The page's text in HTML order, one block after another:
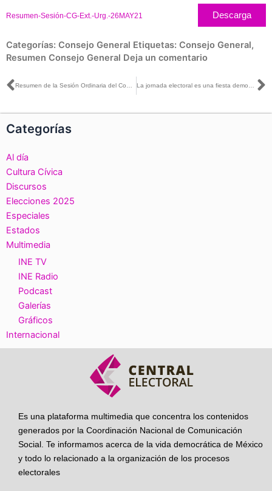
Resumen-Sesión-CG-Ext.-Urg.-26MAY21 Descarga
Categorías: Consejo General Etiquetas: Consejo General,
Resumen Consejo General Deja un comentario
Ant
Categorías
Al día
Cultura Cívica
Discursos
Elecciones 2025
Especiales
Estados
Multimedia
INE TV
INE Radio
Podcast
Galerías
Gráficos
Internacional
Es una plataforma multimedia que concentra los contenidos
generados por la Coordinación Nacional de Comunicación
Social. Te informamos acerca de la vida democrática de México
y todo lo relacionado a la organización de los procesos
electorales